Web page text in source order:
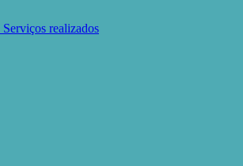
Serviços realizados